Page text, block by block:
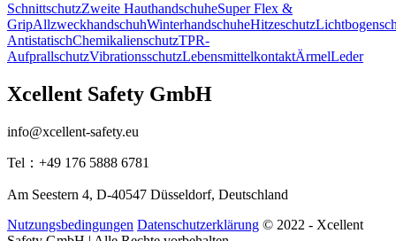
SchnittschutzZweite HauthandschuheSuper Flex &
GripAllzweckhandschuhWinterhandschuheHitzeschutz
AntistatischChemikalienschutzTPR-
AufprallschutzVibrationsschutzLebensmittelkontaktÄrmelLeder
Xcellent Safety GmbH
info@xcellent-safety.eu
Tel：+49 176 5888 6781
Am Seestern 4, D-40547 Düsseldorf, Deutschland
Nutzungsbedingungen Datenschutzerklärung © 2022 - Xcellent